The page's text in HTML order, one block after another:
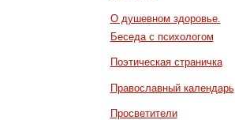
О душевном здоровье.
Беседа с психологом
Поэтическая страничка
Православный календарь
Просветители